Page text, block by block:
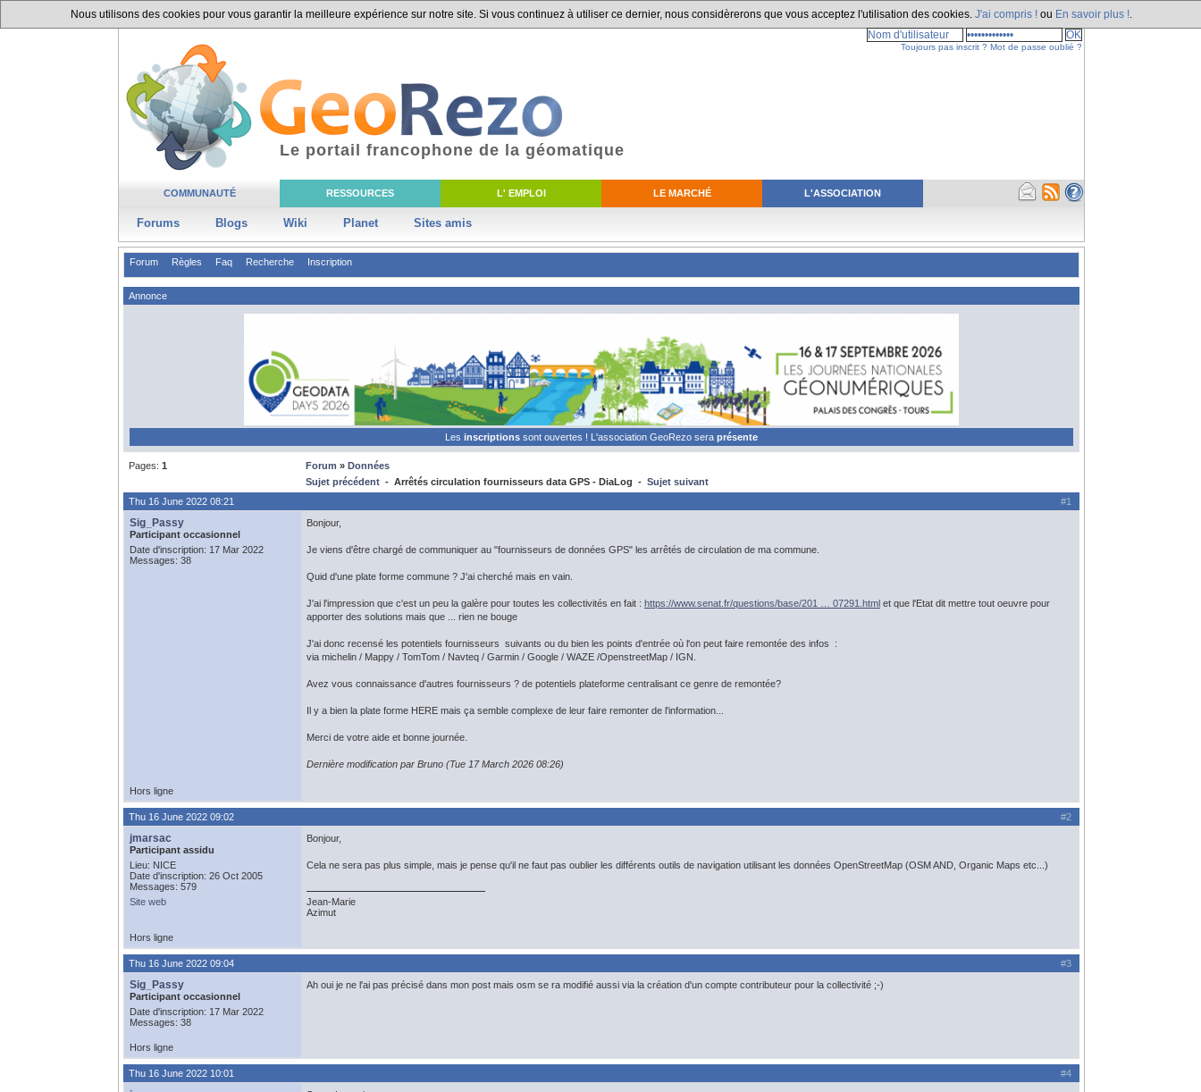
Nous utilisons des cookies pour vous garantir la meilleure expérience sur notre site. Si vous continuez à utiliser ce dernier, nous considèrerons que vous acceptez l'utilisation des cookies. J'ai compris ! ou En savoir plus !
COMMUNAUTÉ RESSOURCES L' EMPLOI LE MARCHÉ L'ASSOCIATION
Forums Blogs Wiki Planet Sites amis
Le portail francophone de la géomatique
Toujours pas inscrit ? Mot de passe oublié ?
Forum Règles Faq Recherche Inscription
Annonce
Les inscriptions sont ouvertes ! L'association GeoRezo sera présente
Pages: 1 Forum » Données
Sujet précédent - Arrêtés circulation fournisseurs data GPS - DiaLog - Sujet suivant
#1
Thu 16 June 2022 08:21
Sig_Passy
Participant occasionnel
Date d'inscription: 17 Mar 2022
Messages: 38
Bonjour,
Je viens d'être chargé de communiquer au "fournisseurs de données GPS" les arrêtés de circulation de ma commune.
Quid d'une plate forme commune ? J'ai cherché mais en vain.
J'ai l'impression que c'est un peu la galère pour toutes les collectivités en fait : https://www.senat.fr/questions/base/201 … 07291.html et que l'Etat dit mettre tout oeuvre pour
apporter des solutions mais que ... rien ne bouge
J'ai donc recensé les potentiels fournisseurs suivants ou du bien les points d'entrée où l'on peut faire remontée des infos :
via michelin / Mappy / TomTom / Navteq / Garmin / Google / WAZE /OpenstreetMap / IGN.
Avez vous connaissance d'autres fournisseurs ? de potentiels plateforme centralisant ce genre de remontée?
Il y a bien la plate forme HERE mais ça semble complexe de leur faire remonter de l'information...
Merci de votre aide et bonne journée.
Dernière modification par Bruno (Tue 17 March 2026 08:26)
Hors ligne
#2
Thu 16 June 2022 09:02
jmarsac
Participant assidu
Lieu: NICE
Date d'inscription: 26 Oct 2005
Messages: 579
Site web
Bonjour,
Cela ne sera pas plus simple, mais je pense qu'il ne faut pas oublier les différents outils de navigation utilisant les données OpenStreetMap (OSM AND, Organic Maps etc...)
Jean-Marie
Azimut
Hors ligne
#3
Thu 16 June 2022 09:04
Sig_Passy
Participant occasionnel
Date d'inscription: 17 Mar 2022
Messages: 38
Ah oui je ne l'ai pas précisé dans mon post mais osm se ra modifié aussi via la création d'un compte contributeur pour la collectivité ;-)
Hors ligne
#4
Thu 16 June 2022 10:01